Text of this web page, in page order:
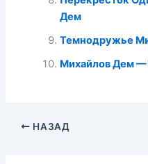
Дем
Темнодружье
Михайлов Дем
НАЗАД